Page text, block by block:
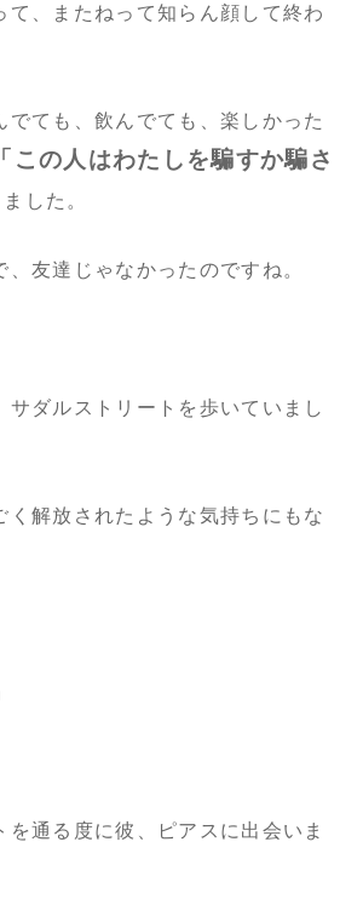
て、またねって知らん顔して終わ
でても、飲んでても、楽しかった
「この人はわたしを騙すか騙さ
した。
友達じゃなかったのですね。
サダルストリートを歩いていまし
く解放されたような気持ちにもな
を通る度に彼、ピアスに出会いま